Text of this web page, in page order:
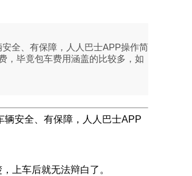
全、有保障，人人巴士APP操作简
，毕竟包车费用涵盖的比较多，如
安全、有保障，人人巴士APP
上车后就无法辩白了。